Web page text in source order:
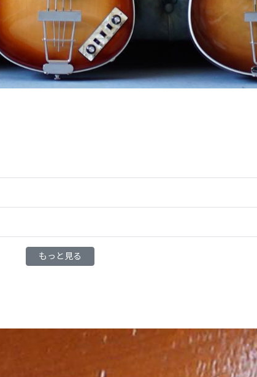
もっと見る